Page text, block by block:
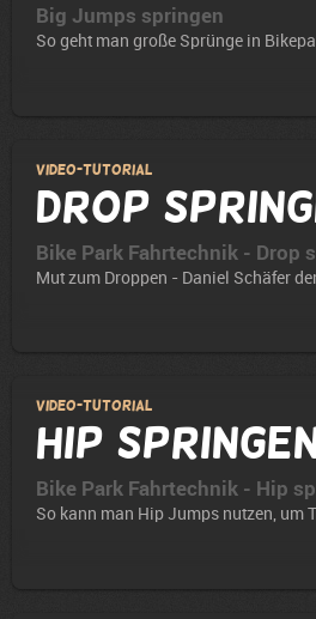
Big Jumps springen
So geht man große Sprünge in
Video-Tutorial
Drop
Bike Park Fahrtechnik - Drop
Mut zum Droppen - Daniel Schäfer
Video-Tutorial
Hip
Bike Park Fahrtechnik - Hip
So kann man Hip Jumps nutzen, um